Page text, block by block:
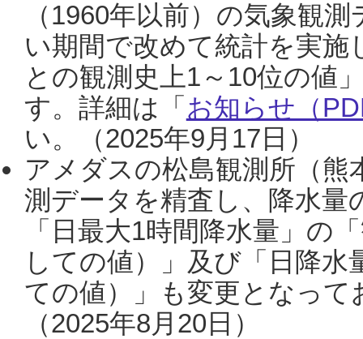
（1960年以前）の気象観
い期間で改めて統計を実
との観測史上1～10位の値
す。詳細は「 お知らせ（
い。（2025年9月17日）
アメダスの松島観測所（熊
測データを精査し、降水
「日最大1時間降水量」の
しての値）」及び「日降
ての値）」も変更となっ
（2025年8月20日）